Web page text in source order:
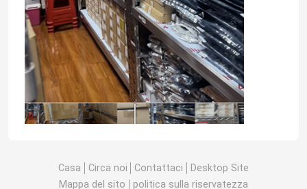
Casa Circa noi Contattaci
Desktop Site
Mappa del sito
politica sulla riservatezza